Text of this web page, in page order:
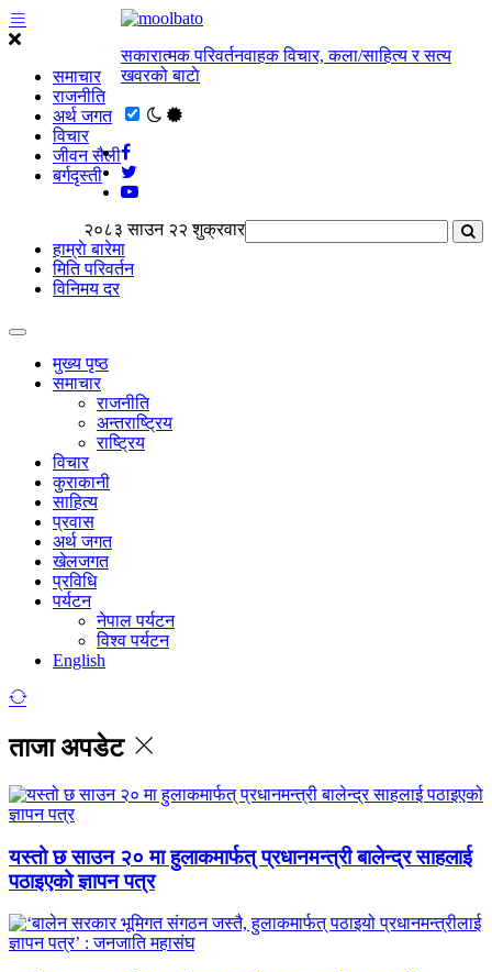
समाचार
राजनीति
अर्थ जगत
विचार
जीवन सैली
बर्गदृस्ती
सकारात्मक परिवर्तनवाहक विचार, कला/साहित्य र सत्य
खवरको बाटाे
२०८३ साउन २२ शुक्रवार
हाम्राे बारेमा
मिति परिवर्तन
विनिमय दर
मुख्य पृष्ठ
समाचार
राजनीति
अन्तराष्ट्रिय
राष्ट्रिय
विचार
कुराकानी
साहित्य
प्रवास
अर्थ जगत
खेलजगत
प्रविधि
पर्यटन
नेपाल पर्यटन
विश्व पर्यटन
English
ताजा अपडेट
यस्तो छ साउन २० मा हुलाकमार्फत् प्रधानमन्त्री बालेन्द्र साहलाई
पठाइएको ज्ञापन पत्र